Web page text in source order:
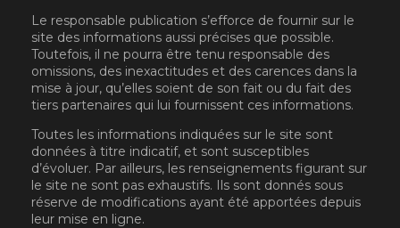
Le responsable publication s’efforce de fournir sur le
site des informations aussi précises que possible.
Toutefois, il ne pourra être tenu responsable des
omissions, des inexactitudes et des carences dans la
mise à jour, qu’elles soient de son fait ou du fait des
tiers partenaires qui lui fournissent ces informations.
Toutes les informations indiquées sur le site sont
données à titre indicatif, et sont susceptibles
d’évoluer. Par ailleurs, les renseignements figurant sur
le site ne sont pas exhaustifs. Ils sont donnés sous
réserve de modifications ayant été apportées depuis
leur mise en ligne.